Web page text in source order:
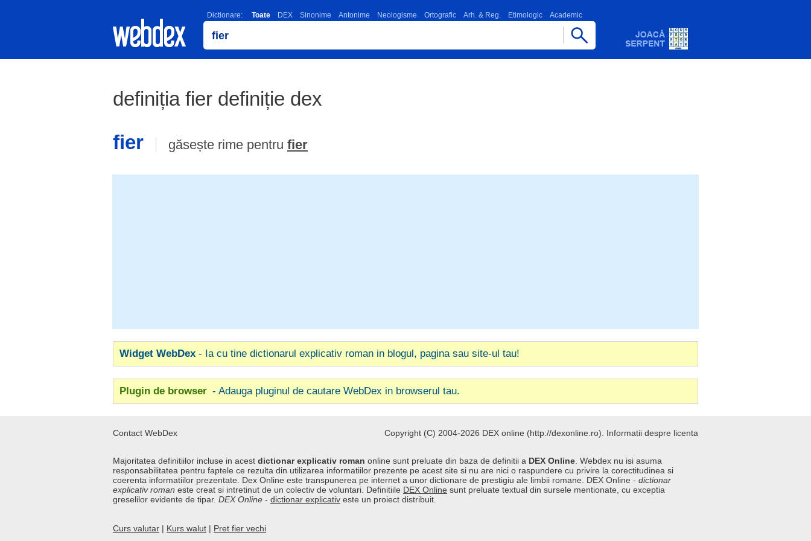
Dictionare: Toate DEX Sinonime Antonime Neologisme Ortografic Arh. & Reg. Etimologic Academic
definiția fier definiție dex
fier
găsește rime pentru fier
Widget WebDex - Ia cu tine dictionarul explicativ roman in blogul, pagina sau site-ul tau!
Plugin de browser - Adauga pluginul de cautare WebDex in browserul tau.
Contact WebDex Copyright (C) 2004-2026 DEX online (http://dexonline.ro). Informatii despre licenta
Majoritatea definitiilor incluse in acest dictionar explicativ roman online sunt preluate din baza de definitii a DEX Online . Webdex nu isi asuma
responsabilitatea pentru faptele ce rezulta din utilizarea informatiilor prezente pe acest site si nu are nici o raspundere cu privire la corectitudinea si
coerenta informatiilor prezentate. Dex Online este transpunerea pe internet a unor dictionare de prestigiu ale limbii romane. DEX Online - dictionar
explicativ roman este creat si intretinut de un colectiv de voluntari. Definitiile DEX Online sunt preluate textual din sursele mentionate, cu exceptia
greselilor evidente de tipar. DEX Online - dictionar explicativ este un proiect distribuit.
Curs valutar | Kurs walut | Pret fier vechi